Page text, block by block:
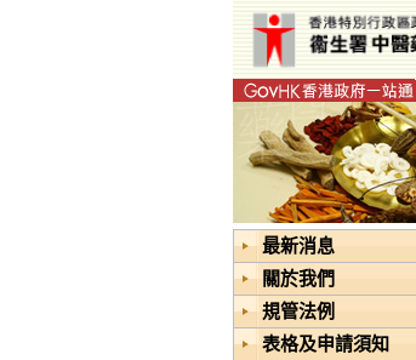
最新消息
關於我們
規管法例
表格及申請須知